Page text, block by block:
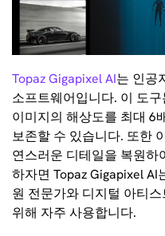
Topaz Gigapixel AI는 인공
소프트웨어입니다. 이 도
이미지의 해상도를 최대 6
보존할 수 있습니다. 또한
연스러운 디테일을 복원하
하자면 Topaz Gigapixel AI
원 전문가와 디지털 아티
위해 자주 사용합니다.